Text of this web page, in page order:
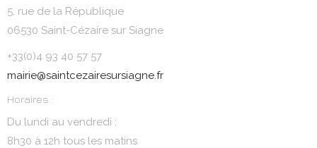
5, rue de la République
06530 Saint-Cézaire sur Siagne
+33(0)4 93 40 57 57
mairie@saintcezairesursiagne.fr
Horaires :
Du lundi au vendredi :
8h30 à 12h tous les matins